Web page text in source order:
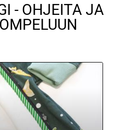
- OHJEITA JA